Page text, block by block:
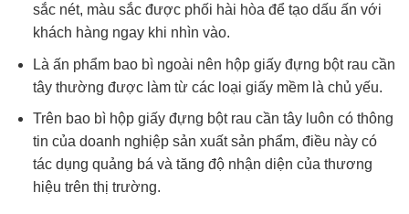
sắc nét, màu sắc được phối hài hòa để tạo dấu ấn với
khách hàng ngay khi nhìn vào.
Là ấn phẩm bao bì ngoài nên hộp giấy đựng bột rau cần
tây thường được làm từ các loại giấy mềm là chủ yếu.
Trên bao bì hộp giấy đựng bột rau cần tây luôn có thông
tin của doanh nghiệp sản xuất sản phẩm, điều này có
tác dụng quảng bá và tăng độ nhận diện của thương
hiệu trên thị trường.